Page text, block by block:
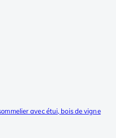
avec étui, bois de vigne